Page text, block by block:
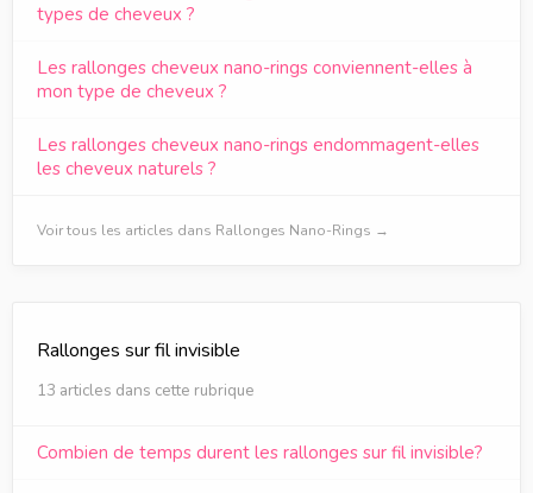
types de cheveux ?
Les rallonges cheveux nano-rings conviennent-elles à
mon type de cheveux ?
Les rallonges cheveux nano-rings endommagent-elles
les cheveux naturels ?
Voir tous les articles dans Rallonges Nano-Rings →
Rallonges sur fil invisible
13 articles dans cette rubrique
Combien de temps durent les rallonges sur fil invisible?